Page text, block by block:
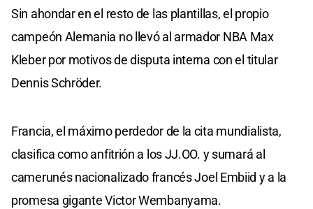
Sin ahondar en el resto de las plantillas, el propio
campeón Alemania no llevó al armador NBA Max
Kleber por motivos de disputa interna con el titular
Dennis Schröder.
Francia, el máximo perdedor de la cita mundialista,
clasifica como anfitrión a los JJ.OO. y sumará al
camerunés nacionalizado francés Joel Embiid y a la
promesa gigante Victor Wembanyama.